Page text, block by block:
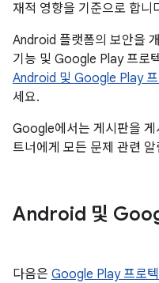
재적 영향을 기준으로 합니
Android 플랫폼의 보안을
기능 및 Google Play 프로
Android 및 Google Play
세요.
Google에서는 게시판을
트너에게 모든 문제 관련
Android 및
다음은 Google Play 프로